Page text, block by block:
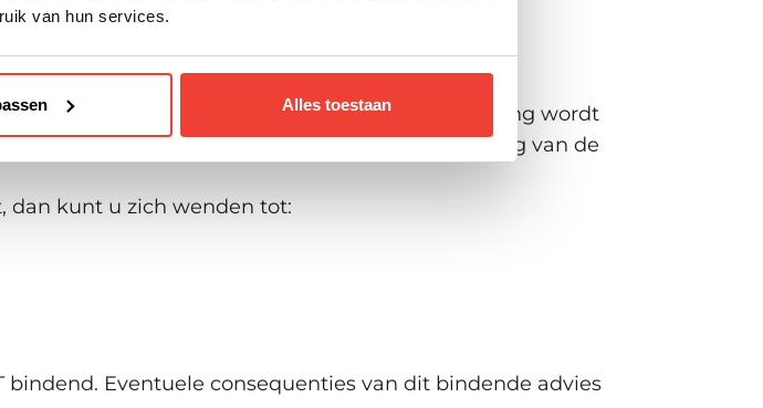
van hun services.
Alles toestaan
naar aanleiding van de klacht. De beslissing wordt
bevindingen, conclusies, reacties en afhandeling van de
dan kunt u zich wenden tot:
bindend. Eventuele consequenties van dit bindende advies